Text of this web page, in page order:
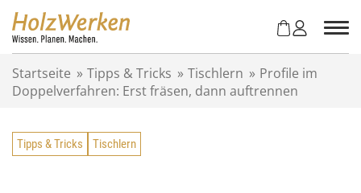
Startseite » Tipps & Tricks » Tischlern » Profile im
Doppelverfahren: Erst fräsen, dann auftrennen
Tipps & Tricks Tischlern